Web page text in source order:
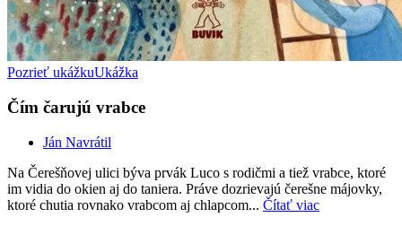
Pozrieť ukážkuUkážka
Čím čarujú vrabce
Ján Navrátil
Na Čerešňovej ulici býva prvák Luco s rodičmi a tiež vrabce, ktoré
im vidia do okien aj do taniera. Práve dozrievajú čerešne májovky,
ktoré chutia rovnako vrabcom aj chlapcom... Čítať viac